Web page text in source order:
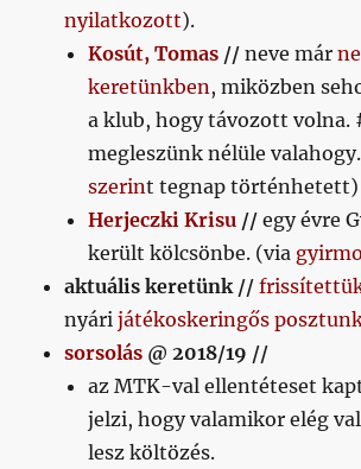
nyilatkozott).
Kosút, Tomas //neve már
keretünkben, miközben
a klub, hogy távozott volna.
megleszünk nélüle
szerint tegnap történhetett)
Herjeczki Krisu //egy évre
került kölcsönbe. (via
aktuális keretünk //
nyárijátékoskeringős
sorsolás @ 2018/19 //
az MTK-val ellentéteset
jelzi, hogy valamikor elég
lesz költözés.